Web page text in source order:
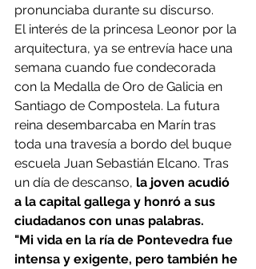
pronunciaba durante su discurso.
El interés de la princesa Leonor por la
arquitectura, ya se entrevía hace una
semana cuando fue condecorada
con la Medalla de Oro de Galicia en
Santiago de Compostela. La futura
reina desembarcaba en Marín tras
toda una travesía a bordo del buque
escuela Juan Sebastián Elcano. Tras
un día de descanso, la joven acudió
a la capital gallega y honró a sus
ciudadanos con unas palabras.
"Mi vida en la ría de Pontevedra fue
intensa y exigente, pero también he